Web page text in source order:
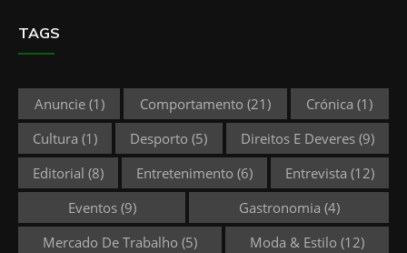
TAGS
Anuncie(1) Comportamento (21) Crónica (1)
Cultura (1) Desporto (5) Direitos E Deveres(9)
Editorial (8) Entretenimento (6) Entrevista (12)
Eventos(9) Gastronomia (4)
Mercado De Trabalho (5) Moda & Estilo (12)